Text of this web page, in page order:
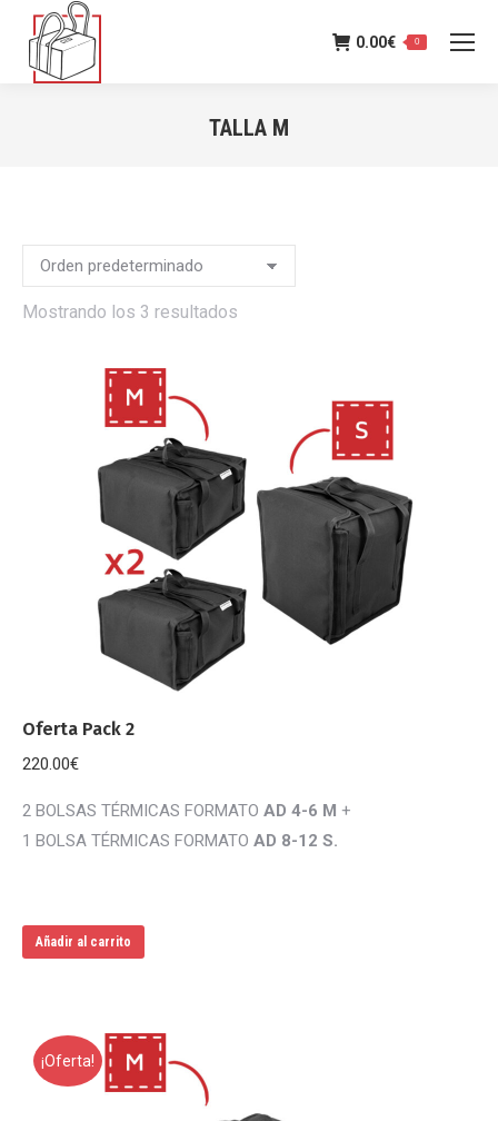
0.00€ 0
TALLA M
Mostrando los 3 resultados
Oferta Pack 2
220.00€
2 BOLSAS TÉRMICAS FORMATO AD 4-6 M +
1 BOLSA TÉRMICAS FORMATO AD 8-12 S.
Añadir al carrito
¡Oferta!